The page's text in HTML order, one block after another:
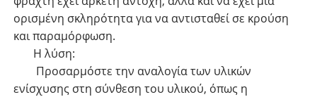
ορισμένη σκληρότητα για να αντισταθεί σε κρούση
και παραμόρφωση.
Η λύση:
Προσαρμόστε την αναλογία των υλικών
ενίσχυσης στη σύνθεση του υλικού, όπως η